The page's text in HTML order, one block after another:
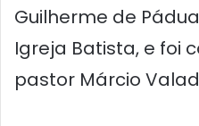
Guilherme de
Igreja Batista, e foi
pastor Márcio